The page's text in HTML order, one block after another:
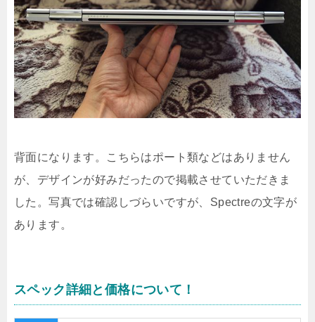
背面になります。こちらはポート類などはありません
が、デザインが好みだったので掲載させていただきま
した。写真では確認しづらいですが、Spectreの文字が
あります。
スペック詳細と価格について！